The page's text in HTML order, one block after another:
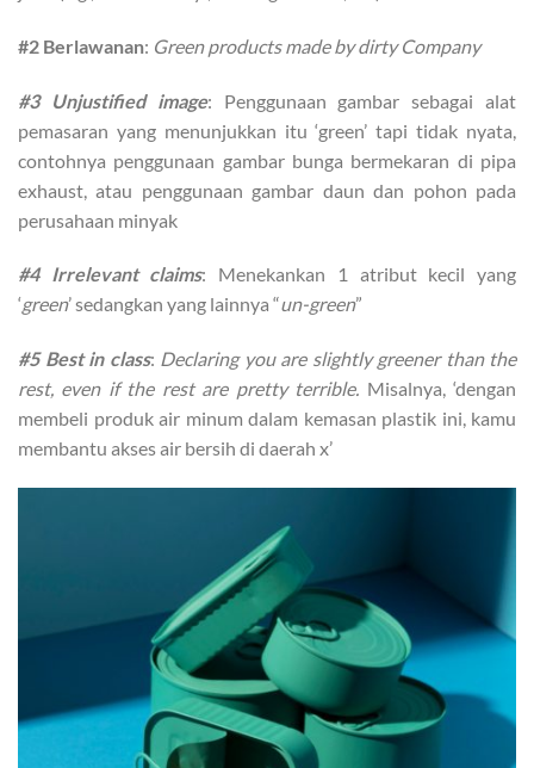
#2 Berlawanan: Green products made by dirty Company
#3 Unjustified image: Penggunaan gambar sebagai alat
pemasaran yang menunjukkan itu ‘green’ tapi tidak nyata,
contohnya penggunaan gambar bunga bermekaran di pipa
exhaust, atau penggunaan gambar daun dan pohon pada
perusahaan minyak
#4 Irrelevant claims: Menekankan 1 atribut kecil yang
‘green’ sedangkan yang lainnya “un-green”
#5 Best in class: Declaring you are slightly greener than the
rest, even if the rest are pretty terrible. Misalnya, ‘dengan
membeli produk air minum dalam kemasan plastik ini, kamu
membantu akses air bersih di daerah x’